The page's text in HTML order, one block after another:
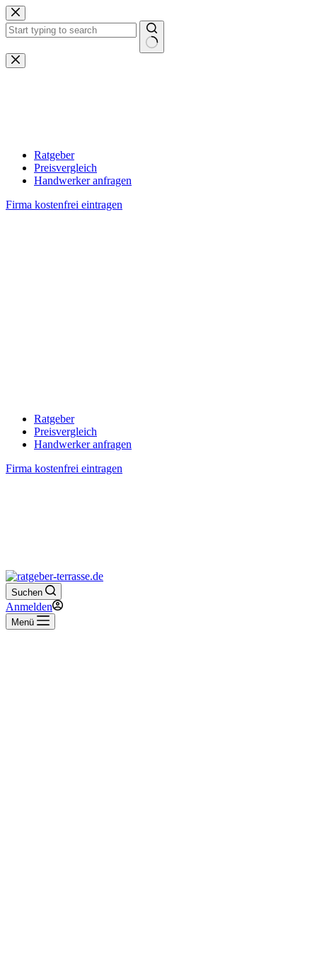
Zum
Inhalt
springen
Keine
Ergebnisse
Ratgeber
Preisvergleich
Handwerker anfragen
Firma kostenfrei eintragen
Ratgeber
Preisvergleich
Handwerker anfragen
Firma kostenfrei eintragen
Suchen
Anmelden
Menü